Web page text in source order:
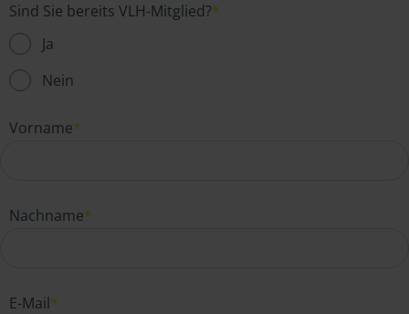
Sind Sie bereits VLH-Mitglied?*
Ja
Nein
Vorname*
Nachname*
E-Mail*